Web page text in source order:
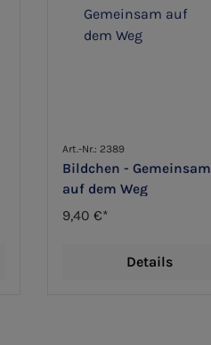
Art.-Nr.: 2389
Bildchen - Gemeinsam
auf dem Weg
9,40 €*
Details